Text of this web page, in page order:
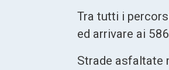
Tra tutti i
ed arrivare ai
Strade asfaltate